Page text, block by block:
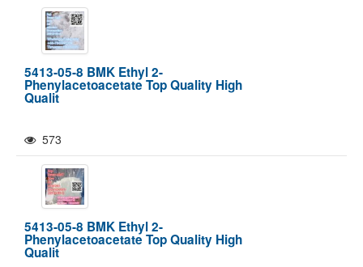
5413-05-8 BMK Ethyl 2-
Phenylacetoacetate Top Quality High
Qualit
573
5413-05-8 BMK Ethyl 2-
Phenylacetoacetate Top Quality High
Qualit